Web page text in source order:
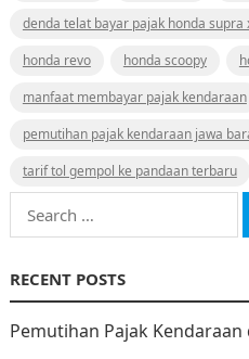
denda telat bayar pajak honda supra
honda revo
honda scoopy
manfaat membayar pajak kendaraan
pemutihan pajak kendaraan jawa
tarif tol gempol ke pandaan terbaru
Search
for:
RECENT POSTS
Pemutihan Pajak